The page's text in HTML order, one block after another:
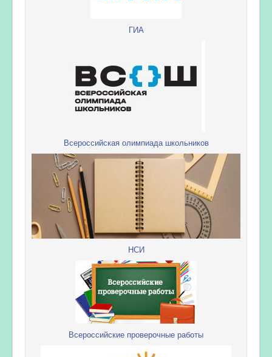
ГИА
Всероссийская олимпиада школьников
НСИ
Всероссийские проверочные работы